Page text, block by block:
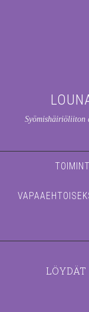
Syömishäiriöliiton